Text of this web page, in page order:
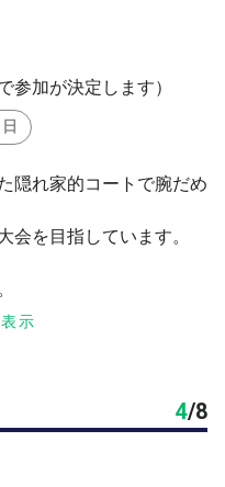
参加が決定します）
隠れ家的コートで腕だめ
会を目指しています。
示
4/8